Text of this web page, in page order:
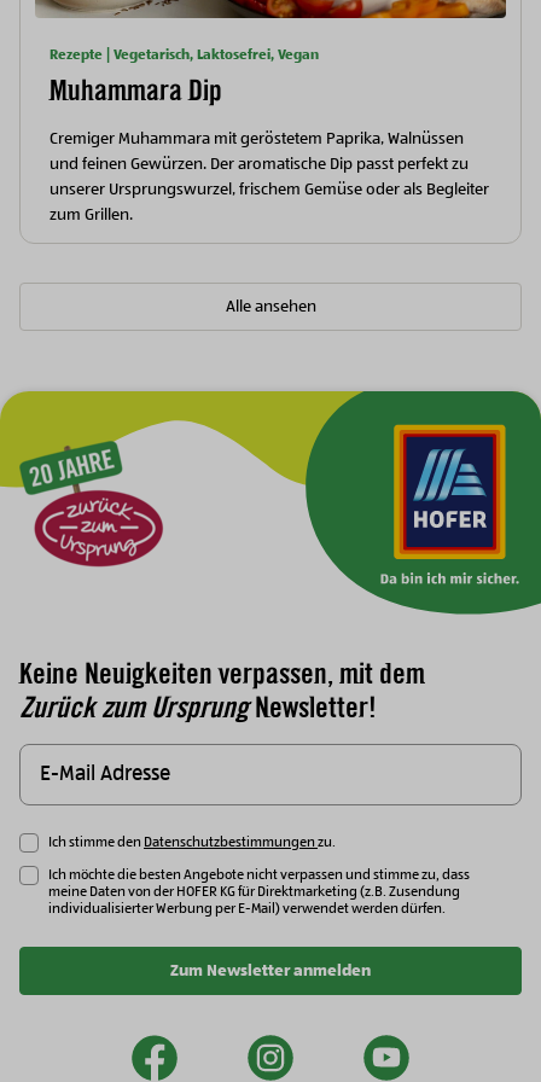
Rezepte | Vegetarisch, Laktosefrei, Vegan
Muhammara Dip
Cremiger Muhammara mit geröstetem Paprika, Walnüssen
und feinen Gewürzen. Der aromatische Dip passt perfekt zu
unserer Ursprungswurzel, frischem Gemüse oder als Begleiter
zum Grillen.
Alle ansehen
Zur Hauptnavigation
Keine Neuigkeiten verpassen, mit dem
Zurück zum UrsprungNewsletter!
Ich stimme den Datenschutzbestimmungenzu.
Ich möchte die besten Angebote nicht verpassen und stimme zu, dass
meine Daten von der HOFER KG für Direktmarketing (z.B. Zusendung
individualisierter Werbung per E-Mail) verwendet werden dürfen.
Zum Newsletter anmelden